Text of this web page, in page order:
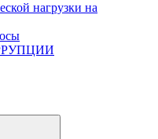
нагрузки на